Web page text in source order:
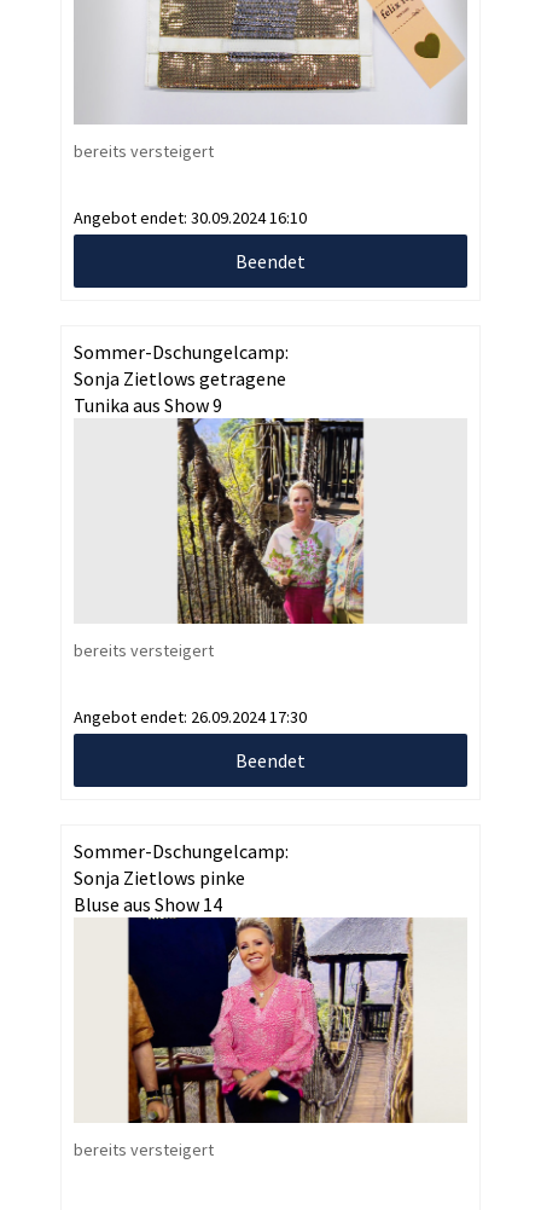
bereits versteigert
Angebot endet: 30.09.2024 16:10
Beendet
Sommer-Dschungelcamp:
Sonja Zietlows getragene
Tunika aus Show 9
bereits versteigert
Angebot endet: 26.09.2024 17:30
Beendet
Sommer-Dschungelcamp:
Sonja Zietlows pinke
Bluse aus Show 14
bereits versteigert